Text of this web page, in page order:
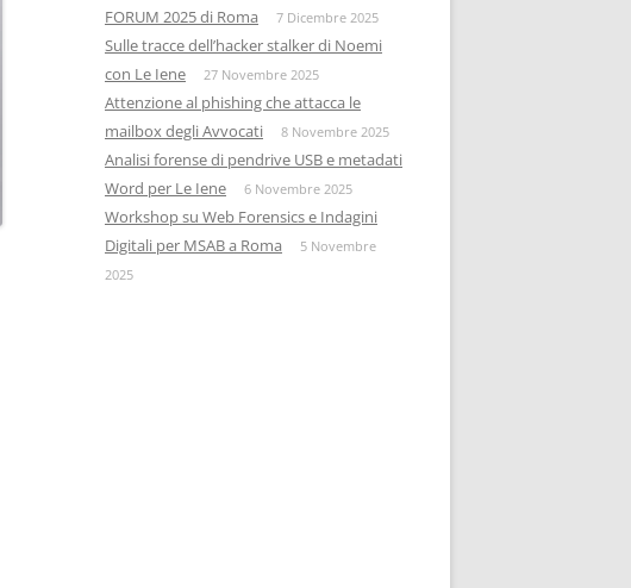
FORUM 2025 di Roma
7 Dicembre 2025
Sulle tracce dell’hacker stalker di Noemi
con Le Iene
27 Novembre 2025
Attenzione al phishing che attacca le
mailbox degli Avvocati
8 Novembre 2025
Analisi forense di pendrive USB e metadati
Word per Le Iene
6 Novembre 2025
Workshop su Web Forensics e Indagini
Digitali per MSAB a Roma
5 Novembre
2025